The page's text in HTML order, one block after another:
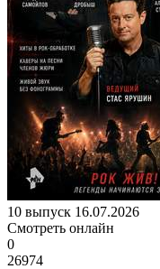
10 выпуск 16.07.2026
Смотреть онлайн
0
26974